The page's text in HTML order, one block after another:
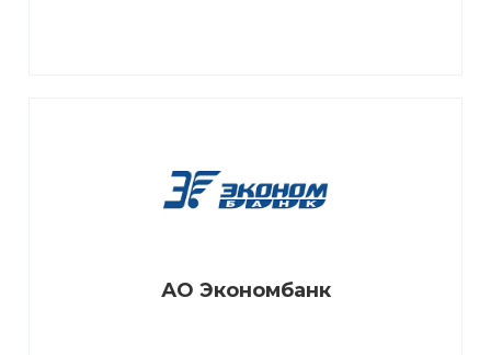
АО Экономбанк